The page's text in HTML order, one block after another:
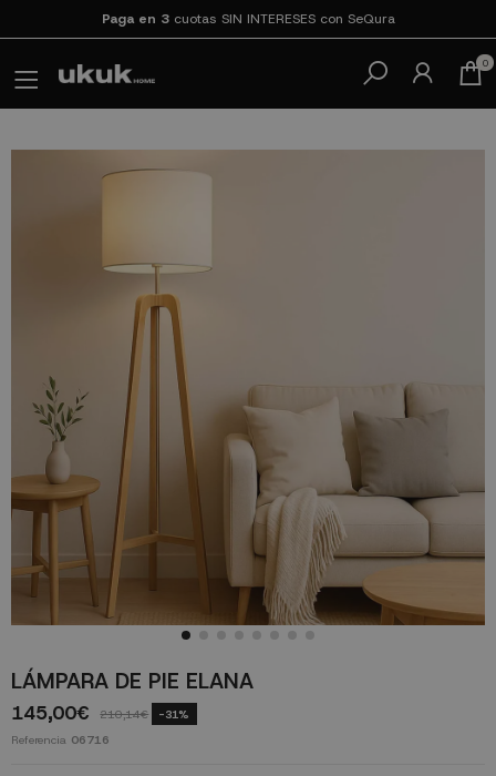
Paga en 3cuotas SIN INTERESES con SeQura
0
LÁMPARA DE PIE ELANA
145,00€ 210,14€ -31%
Referencia 06716